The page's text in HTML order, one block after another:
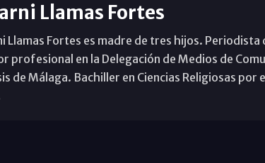
Llamas Fortes
Llamas Fortes es madre de tres hijos. Periodista
profesional en la Delegación de Medios de
de Málaga. Bachiller en Ciencias Religiosas por